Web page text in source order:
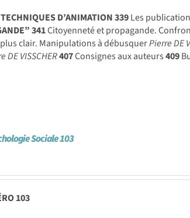
D’ANIMATION339Les
341Citoyenneté et propagande.
plus clair. Manipulations à débusquerPierre DE
DE VISSCHER407Consignes aux auteurs409
Sociale 103
103